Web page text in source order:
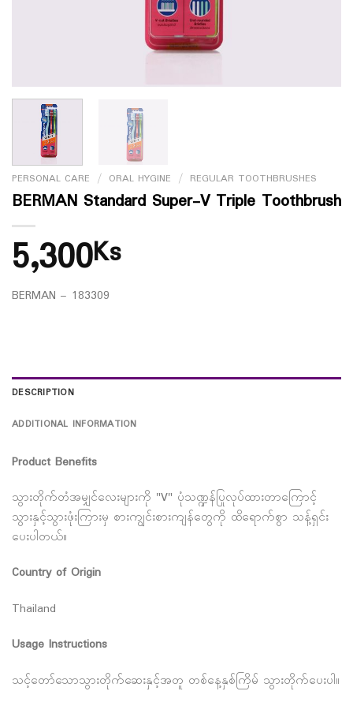
PERSONAL CARE / ORAL HYGINE / REGULAR TOOTHBRUSHES
BERMAN Standard Super-V Triple Toothbrush
5,300Ks
BERMAN – 183309
DESCRIPTION
ADDITIONAL INFORMATION
Product Benefits
သွားတိုက်တံအမျှင်လေးများကို "V" ပုံသဏ္ဍန်ပြုလုပ်ထားတာကြောင့်
သွားနှင့်သွားဖုံးကြားမှ စားကျွင်းစားကျန်တွေကို ထိရောက်စွာ သန့်ရှင်း
ပေးပါတယ်။
Country of Origin
Thailand
Usage Instructions
သင့်တော်သောသွားတိုက်ဆေးနှင့်အတူ တစ်နေ့နှစ်ကြိမ် သွားတိုက်ပေးပါ။